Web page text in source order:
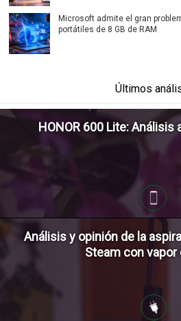
Microsoft admite el gran
portátiles de 8 GB de RAM
Últimos
HONOR 600 Lite: Análisis
Análisis y opinión de la
Steam con vapor